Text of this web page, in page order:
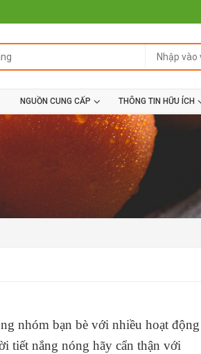
NGUỒN CUNG CẤP THÔNG TIN HỮU ÍCH
nhóm bạn bè với nhiều hoạt động
tiết nắng nóng hãy cẩn thận với